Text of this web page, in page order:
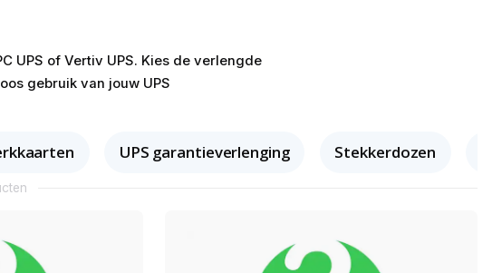
UPS of Vertiv UPS. Kies de verlengde
gebruik van jouw UPS
UPS garantieverlenging Stekkerdozen